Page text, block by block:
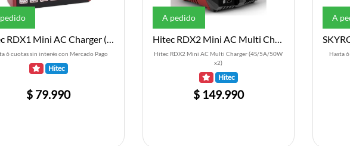
Hitec RDX1 Mini AC Charger (4S/6A/65W)
6 cuotas sin interés con Mercado Pago
Hitec
$ 79.990
A pedido
Hitec RDX2 Mini AC Multi Charger (4S/5A/50W x2)
Hitec RDX2 Mini AC Multi Charger (4S/5A/50W
x2)
Hitec
$ 149.990
A
Hasta